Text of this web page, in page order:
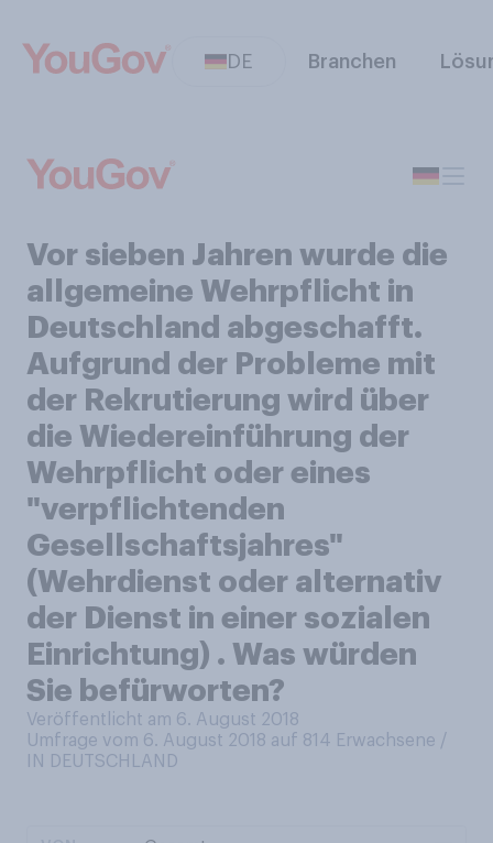
DE Branchen
Vor sieben Jahren wurde die
allgemeine Wehrpflicht in
Deutschland abgeschafft.
Aufgrund der Probleme mit
der Rekrutierung wird über
die Wiedereinführung der
Wehrpflicht oder eines
"verpflichtenden
Gesellschaftsjahres"
(Wehrdienst oder alternativ
der Dienst in einer sozialen
Einrichtung) . Was würden
Sie befürworten?
Veröffentlicht am 6. August 2018
Umfrage vom 6. August 2018 auf 814 Erwachsene /
IN DEUTSCHLAND